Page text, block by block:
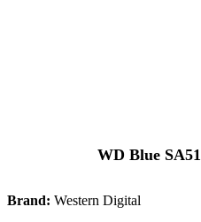
Brand: Western Digital